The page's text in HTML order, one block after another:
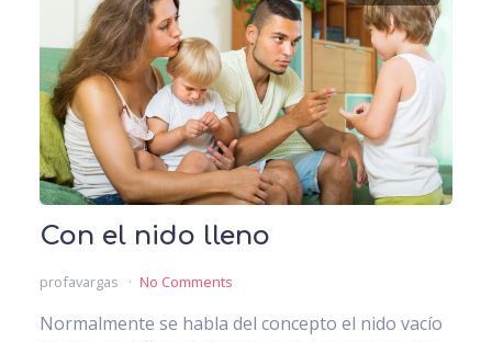
Con el nido lleno
profavargas No Comments
Normalmente se habla del concepto el nido vacío